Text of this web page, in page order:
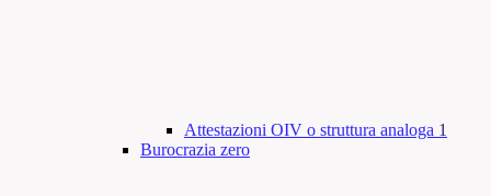
Attestazioni OIV o struttura analoga 1
Burocrazia zero